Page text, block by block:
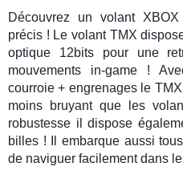
Découvrez un volant
précis ! Le volant TMX
optique 12bits pour une
mouvements in-game !
courroie + engrenages le TMX
moins bruyant que les
robustesse il dispose
billes ! Il embarque aussi
de naviguer facilement dans